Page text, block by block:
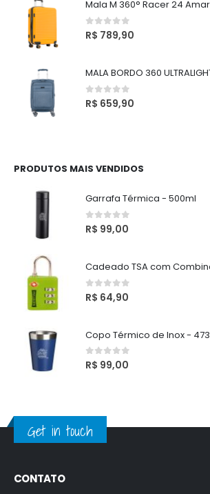
Mala M 360° Racer 24
0out of 5
R$ 789,90
MALA BORDO 360
0out of 5
R$ 659,90
PRODUTOS MAIS VENDIDOS
Garrafa Térmica - 500ml
0out of 5
R$ 99,00
Cadeado TSA com
0out of 5
R$ 64,90
Copo Térmico de Inox -
0out of 5
R$ 99,00
Get in touch
CONTATO